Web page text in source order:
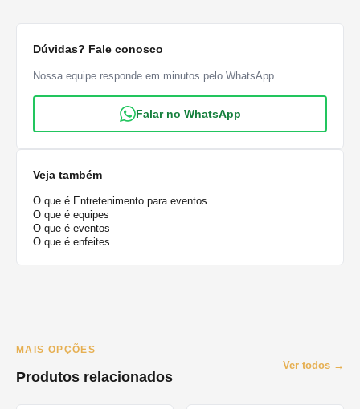
Dúvidas? Fale conosco
Nossa equipe responde em minutos pelo WhatsApp.
Falar no WhatsApp
Veja também
O que é Entretenimento para eventos
O que é equipes
O que é eventos
O que é enfeites
MAIS OPÇÕES
Produtos relacionados
Ver todos →